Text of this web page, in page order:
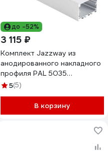
до -52%
3 115 ₽
Комплект Jazzway из
анодированного накладного
профиля PAL 5035
(комплект 2м; 2 глухих
матовый; 4 клипсы
крепежных) 5049956
5(5)
В корзину